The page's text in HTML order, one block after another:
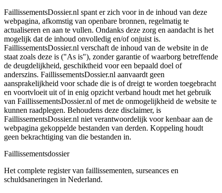
FaillissementsDossier.nl spant er zich voor in de inhoud van deze
webpagina, afkomstig van openbare bronnen, regelmatig te
actualiseren en aan te vullen. Ondanks deze zorg en aandacht is het
mogelijk dat de inhoud onvolledig en/of onjuist is.
FaillissementsDossier.nl verschaft de inhoud van de website in de
staat zoals deze is ("As is"), zonder garantie of waarborg betreffende
de deugdelijkheid, geschiktheid voor een bepaald doel of
anderszins. FaillissementsDossier.nl aanvaardt geen
aansprakelijkheid voor schade die is of dreigt te worden toegebracht
en voortvloeit uit of in enig opzicht verband houdt met het gebruik
van FaillissementsDossier.nl of met de onmogelijkheid de website te
kunnen raadplegen. Behoudens deze disclaimer, is
FaillissementsDossier.nl niet verantwoordelijk voor kenbaar aan de
webpagina gekoppelde bestanden van derden. Koppeling houdt
geen bekrachtiging van die bestanden in.
Faillissementsdossier
Het complete register van faillissementen, surseances en
schuldsaneringen in Nederland.